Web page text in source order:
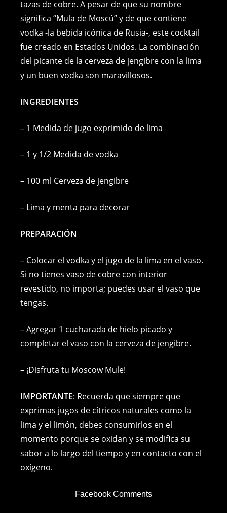
e
b
o
o
k
e
n
g
er
e
st
y
Li
n
k
l s
A
p
p
tazas de cobre. A pesar de que su nombre
significa “Mula de Moscú” y de que contiene
vodka -la bebida icónica de Rusia-, este cocktail
fue creado en Estados Unidos. La combinación
del picante de la cerveza de jengibre con la lima
y un buen vodka son maravillosos.
INGREDIENTES
– 1 Medida de jugo exprimido de lima
– 1 y 1/2 Medida de vodka
– 100 ml Cerveza de jengibre
– Lima y menta para decorar
PREPARACIÓN
– Colocar el vodka y el jugo de la lima en el vaso.
Si no tienes vaso de cobre con interior
revestido, no importa; puedes usar el vaso que
tengas.
– Agregar 1 cucharada de hielo picado y
completar el vaso con la cerveza de jengibre.
– ¡Disfruta tu Moscow Mule!
IMPORTANTE: Recuerda que siempre que
exprimas jugos de cítricos naturales como la
lima y el limón, debes consumirlos en el
momento porque se oxidan y se modifica su
sabor a lo largo del tiempo y en contacto con el
oxígeno.
Facebook Comments